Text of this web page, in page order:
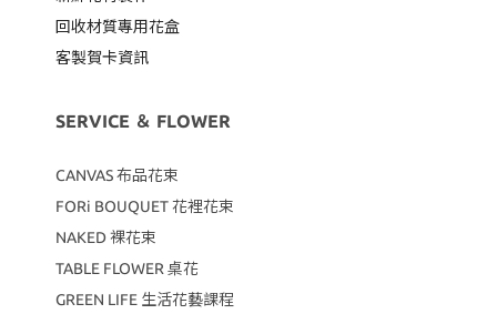
回收材質專用花盒
客製賀卡資訊
SERVICE ＆ FLOWER
CANVAS布品花束
FORi BOUQUET 花裡花束
NAKED 裸花束
TABLE FLOWER 桌花
GREEN LIFE 生活花藝課程